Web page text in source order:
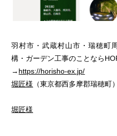
羽村市・武蔵村山市・瑞穂町
構・ガーデン工事のことなら
→ https://horisho-ex.jp/
堀匠様 （東京都西多摩郡瑞穂町）
堀匠様